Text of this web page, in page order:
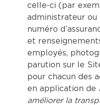
celle-ci (par
administrateur ou
numéro
et
employés,
parution sur le
pour chacun des
en application de
améliorer la